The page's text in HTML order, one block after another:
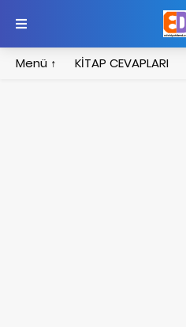
Menü ↑ KİTAP CEVAPLARI